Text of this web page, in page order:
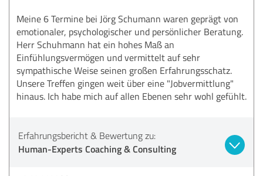
Meine 6 Termine bei Jörg Schumann waren geprägt von
emotionaler, psychologischer und persönlicher Beratung.
Herr Schuhmann hat ein hohes Maß an
Einfühlungsvermögen und vermittelt auf sehr
sympathische Weise seinen großen Erfahrungsschatz.
Unsere Treffen gingen weit über eine "Jobvermittlung"
hinaus. Ich habe mich auf allen Ebenen sehr wohl gefühlt.
Erfahrungsbericht & Bewertung zu:
Human-Experts Coaching & Consulting